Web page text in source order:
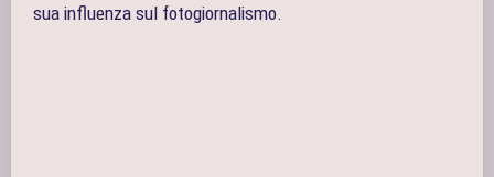
sua influenza sul fotogiornalismo.